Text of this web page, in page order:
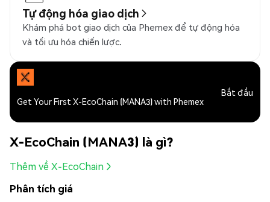
Tự động hóa giao dịch
Khám phá bot giao dịch của Phemex để tự động hóa
và tối ưu hóa chiến lược.
Get Your First X-EcoChain (MANA3) with Phemex
Bắt đầu
X-EcoChain (MANA3) là gì?
Thêm về X-EcoChain
Phân tích giá